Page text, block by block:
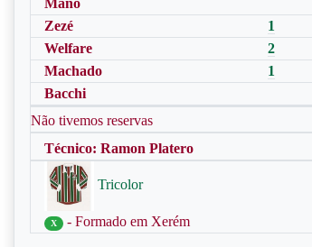
Mano
Zezé
1
Welfare
2
Machado
1
Bacchi
Não tivemos reservas
Técnico: Ramon Platero
Tricolor
X - Formado em Xerém